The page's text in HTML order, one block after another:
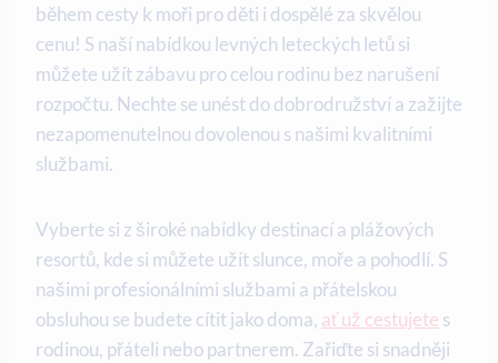
během ‌cesty k moři pro ⁣děti​ i ‌dospělé​ za skvělou
cenu! ‍S naší nabídkou levných ‍leteckých letů si
můžete užít zábavu ⁢pro celou rodinu bez narušení
‌rozpočtu. ⁣Nechte se unést do dobrodružství‍ a​ zažijte
nezapomenutelnou dovolenou s našimi kvalitními
službami.
Vyberte si⁣ z široké nabídky destinací a plážových‍
resortů, kde​ si můžete užít slunce, moře a pohodlí. S
našimi profesionálními službami a přátelskou
obsluhou se ⁣budete cítit jako doma, ať už cestujete s
rodinou,⁤ přáteli nebo partnerem. Zařiďte si snadněji